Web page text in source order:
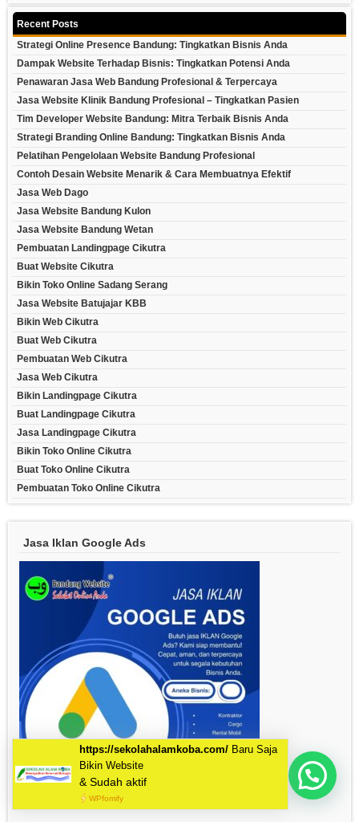
Recent Posts
Strategi Online Presence Bandung: Tingkatkan Bisnis Anda
Dampak Website Terhadap Bisnis: Tingkatkan Potensi Anda
Penawaran Jasa Web Bandung Profesional & Terpercaya
Jasa Website Klinik Bandung Profesional – Tingkatkan Pasien
Tim Developer Website Bandung: Mitra Terbaik Bisnis Anda
Strategi Branding Online Bandung: Tingkatkan Bisnis Anda
Pelatihan Pengelolaan Website Bandung Profesional
Contoh Desain Website Menarik & Cara Membuatnya Efektif
Jasa Web Dago
Jasa Website Bandung Kulon
Jasa Website Bandung Wetan
Pembuatan Landingpage Cikutra
Buat Website Cikutra
Bikin Toko Online Sadang Serang
Jasa Website Batujajar KBB
Bikin Web Cikutra
Buat Web Cikutra
Pembuatan Web Cikutra
Jasa Web Cikutra
Bikin Landingpage Cikutra
Buat Landingpage Cikutra
Jasa Landingpage Cikutra
Bikin Toko Online Cikutra
Buat Toko Online Cikutra
Pembuatan Toko Online Cikutra
Jasa Iklan Google Ads
Mau Bikin Website Apa Kak?